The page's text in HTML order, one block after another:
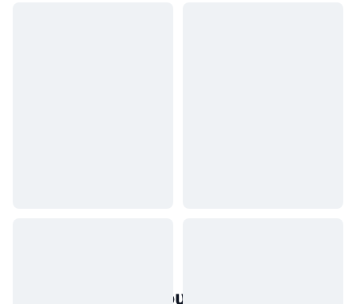
Δημοφιλή περιουσιακά στοιχεία